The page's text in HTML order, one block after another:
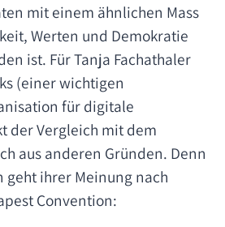
mit einem ähnlichen Mass
Werten und Demokratie
ist. Für Tanja Fachathaler
(einer wichtigen
für digitale
der Vergleich mit dem
aus anderen Gründen. Denn
geht ihrer Meinung nach
Convention: